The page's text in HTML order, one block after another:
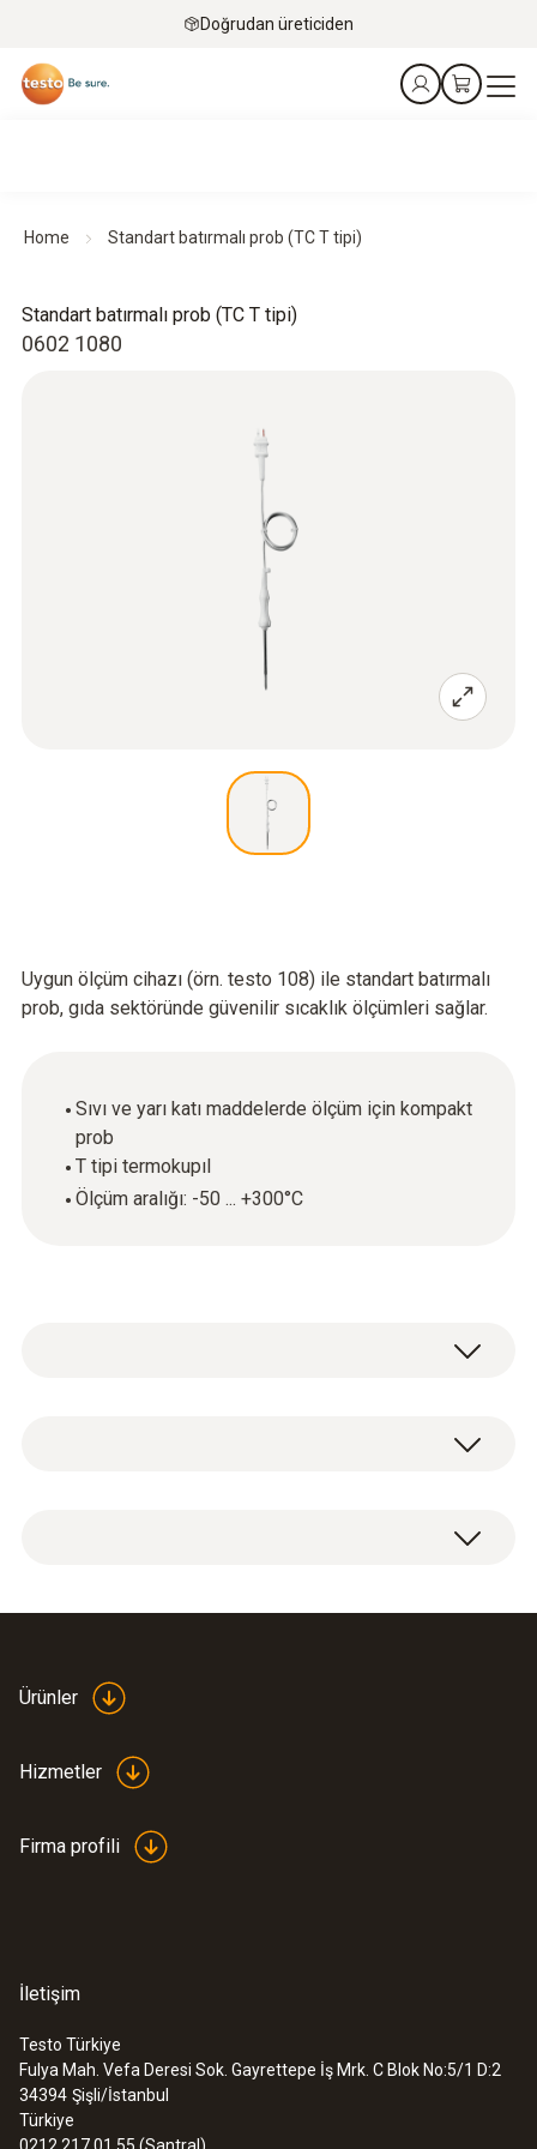
Doğrudan üreticiden
Home Standart batırmalı prob (TC T tipi)
0602 1080
Standart batırmalı prob (TC T tipi)
Uygun ölçüm cihazı (örn. testo 108) ile standart batırmalı
prob, gıda sektöründe güvenilir sıcaklık ölçümleri sağlar.
Sıvı ve yarı katı maddelerde ölçüm için kompakt
prob
T tipi termokupıl
Ölçüm aralığı: -50 ... +300°C
Prob şaft çapı
Prob şaft ucu çapı
3 mm
Kablo uzunluğu
1 x standart batırma tipi prob (TC T tipi), sabit
:0563 1080
testo 108 - Sıcaklık ölçüm cihazı
7868,28TRY
Ürünler
Hizmetler
Firma profili
İletişim
Testo Türkiye
Fulya Mah. Vefa Deresi Sok. Gayrettepe İş Mrk. C Blok No:5/1 D:2
34394 Şişli/İstanbul
Türkiye